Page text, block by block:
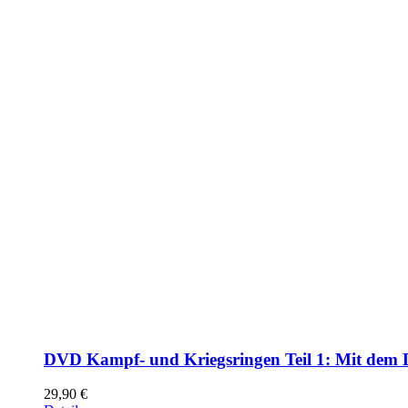
DVD Kampf- und Kriegsringen Teil 1: Mit dem
29,90 €